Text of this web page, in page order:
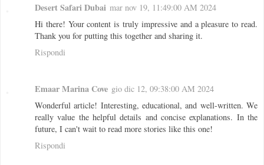
Desert Safari Dubai mar nov 19, 11:49:00 AM 2024
Hi there! Your content is truly impressive and a pleasure to read.
Thank you for putting this together and sharing it.
Rispondi
Emaar Marina Cove gio dic 12, 09:38:00 AM 2024
Wonderful article! Interesting, educational, and well-written. We
really value the helpful details and concise explanations. In the
future, I can't wait to read more stories like this one!
Rispondi